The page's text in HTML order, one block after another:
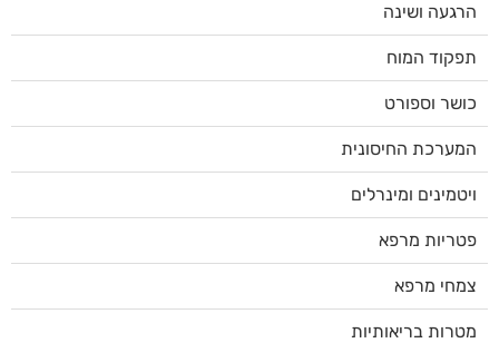
הרגעה ושינה
תפקוד המוח
כושר וספורט
המערכת החיסונית
ויטמינים ומינרלים
פטריות מרפא
צמחי מרפא
מטרות בריאותיות